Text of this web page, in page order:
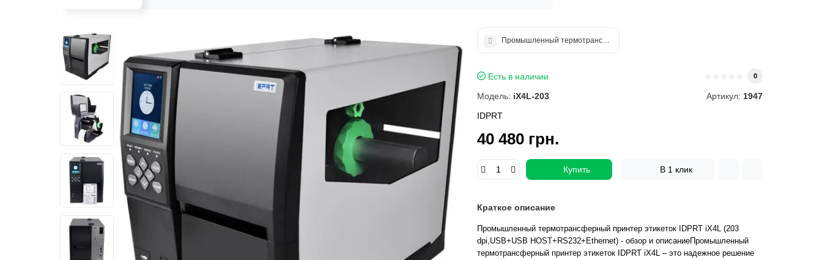
Промышленный термотрансферный принтер для этикеток IDPRT iQ4 (300 dpi)
Есть в наличии 0
Модель: iX4L-203 Артикул: 1947
IDPRT
40 480 грн.
Купить В 1 клик
Краткое описание
Промышленный термотрансферный принтер этикеток IDPRT iX4L (203
dpi,USB+USB HOST+RS232+Ethernet) - обзор и описаниеПромышленный
термотрансферный принтер этикеток IDPRT iX4L – это надежное решение